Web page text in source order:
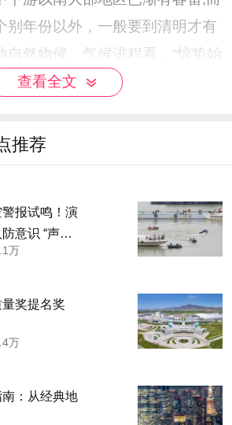
别年份以外，一般要到清明才有
自然物候、气候进程看，“惊蛰始
分地区的自然节律相吻合。
查看全文
推荐
报试鸣！演
意识 “声入
万
奖提名奖
万
：从经典地